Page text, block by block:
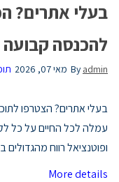
בעלי אתרים?
להכנסה קבועה
Byadmin מאי 07, 2026
עמלה לכל החיים על כל
ופוטנציאל רווח מהגדולים
More details